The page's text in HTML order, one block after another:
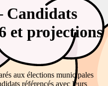
et projections
aux élections municipales
référencés avec leurs